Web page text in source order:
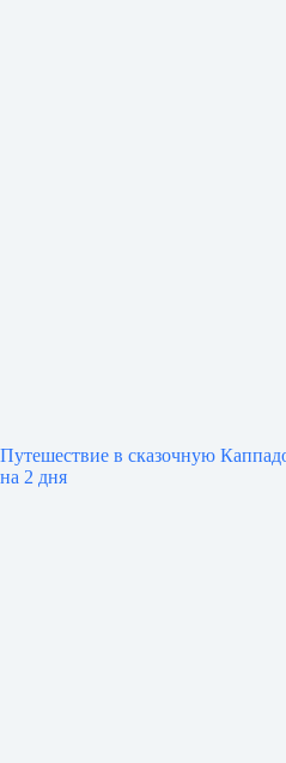
Путешествие в сказочную
на 2 дня